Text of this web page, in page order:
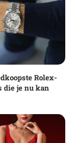
Rolex-
die je nu kan